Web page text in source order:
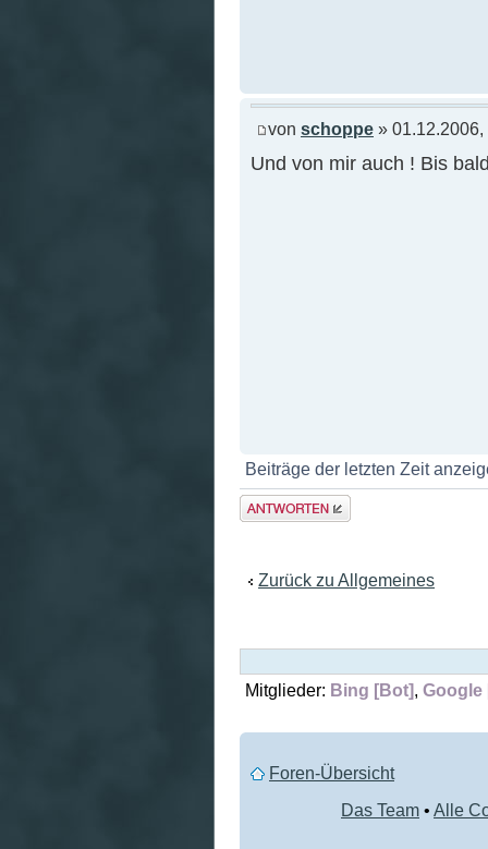
von schoppe » 01.12.2006,
Und von mir auch ! Bis
Beiträge der letzten Zeit
Antwort
erstellen
Zurück zu Allgemeines
Mitglieder: Bing [Bot], Google
Foren-Übersicht
Das Team • Alle